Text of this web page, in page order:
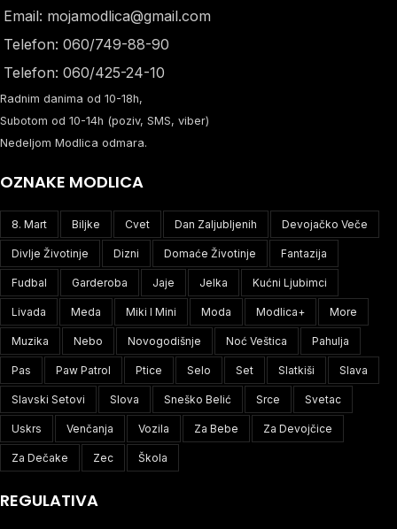
Email: mojamodlica@gmail.com
Telefon: 060/749-88-90
Telefon: 060/425-24-10
Radnim danima od 10-18h,
Subotom od 10-14h (poziv, SMS, viber)
Nedeljom Modlica odmara.
OZNAKE MODLICA
8. Mart Biljke Cvet Dan Zaljubljenih Devojačko Veče
Divlje Životinje Dizni Domaće Životinje Fantazija
Fudbal Garderoba Jaje Jelka Kućni Ljubimci
Livada Meda Miki I Mini Moda Modlica+ More
Muzika Nebo Novogodišnje Noć Veštica Pahulja
Pas Paw Patrol Ptice Selo Set Slatkiši Slava
Slavski Setovi Slova Sneško Belić Srce Svetac
Uskrs Venčanja Vozila Za Bebe Za Devojčice
Za Dečake Zec Škola
REGULATIVA